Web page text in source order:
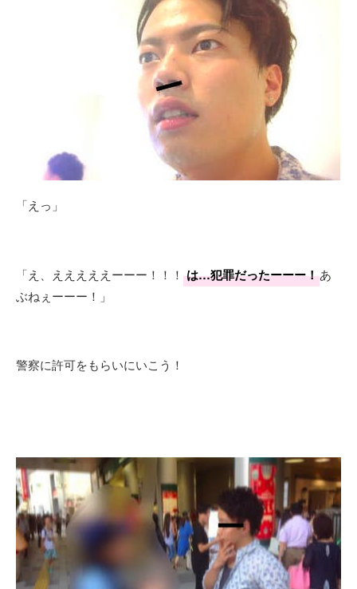
「えっ」
「え、えええええーーー！！！ は…犯罪だったーーー！あ
ぶねぇーーー！」
警察に許可をもらいにいこう！